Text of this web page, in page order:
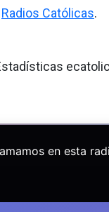
Radios Católicas.